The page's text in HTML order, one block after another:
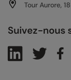
Tour Aurore,
Suivez-nous